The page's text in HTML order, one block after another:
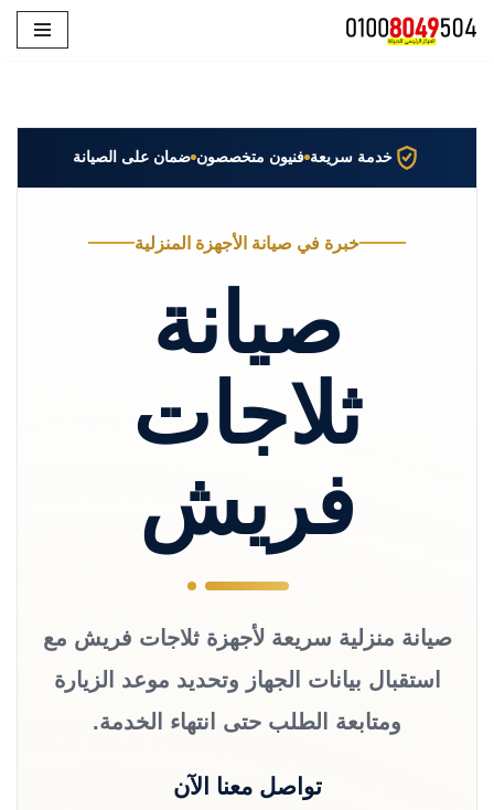
خدمة سريعة فنيون متخصصون ضمان على الصيانة
خبرة في صيانة الأجهزة المنزلية
صيانة
ثلاجات
فريش
صيانة منزلية سريعة لأجهزة ثلاجات فريش مع
استقبال بيانات الجهاز وتحديد موعد الزيارة
ومتابعة الطلب حتى انتهاء الخدمة.
تواصل معنا الآن